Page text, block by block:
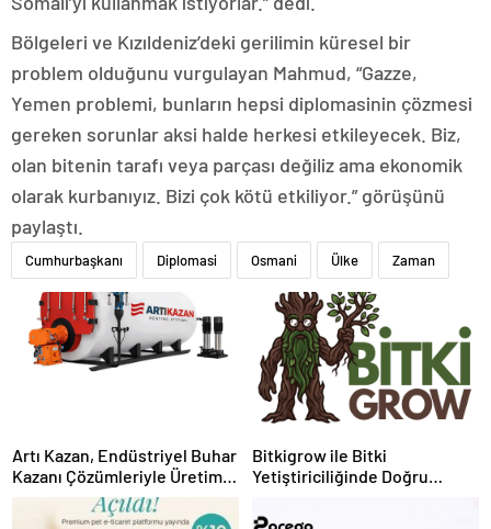
Bölgeleri ve Kızıldeniz’deki gerilimin küresel bir
problem olduğunu vurgulayan Mahmud, “Gazze,
Yemen problemi, bunların hepsi diplomasinin çözmesi
gereken sorunlar aksi halde herkesi etkileyecek. Biz,
olan bitenin tarafı veya parçası değiliz ama ekonomik
olarak kurbanıyız. Bizi çok kötü etkiliyor.” görüşünü
paylaştı.
Cumhurbaşkanı Diplomasi Osmani Ülke Zaman
Artı Kazan, Endüstriyel Buhar
Kazanı Çözümleriyle Üretim
Tesislerine Verimli Sistemler
Sunuyor
Bitkigrow ile Bitki
Yetiştiriciliğinde Doğru